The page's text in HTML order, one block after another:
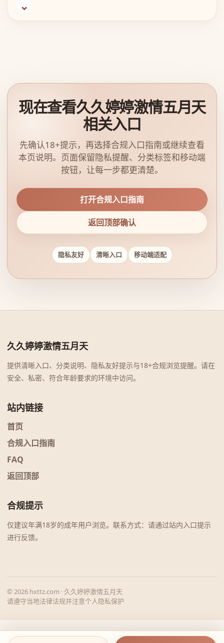
现在查看久久婷婷激情五月天
相关入口
先确认18+提示，再选择合规入口指南或继续查看
本页说明。页面保留隐私提醒、分类标签和移动端
按钮，让每一步都更清楚。
打开合规入口指南
返回顶部确认
隐私友好 清晰入口 移动端适配
久久婷婷激情五月天
提供清晰入口、分类说明、隐私友好提示与18+合规浏览提醒。请在
安全、私密、符合年龄要求的环境中访问。
站内链接
首页
合规入口指南
FAQ
返回顶部
合规提示
仅建议年满18岁的成年用户浏览。联系方式：请通过站内入口提示
进行反馈。
© 2026 hxttz.com · 久久婷婷激情五月天
请遵守当地法律法规并注意个人隐私保护